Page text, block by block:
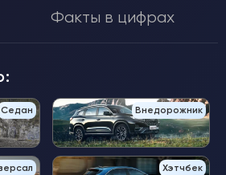
Факты в цифрах
Седан Внедорожник
Хэтчбек